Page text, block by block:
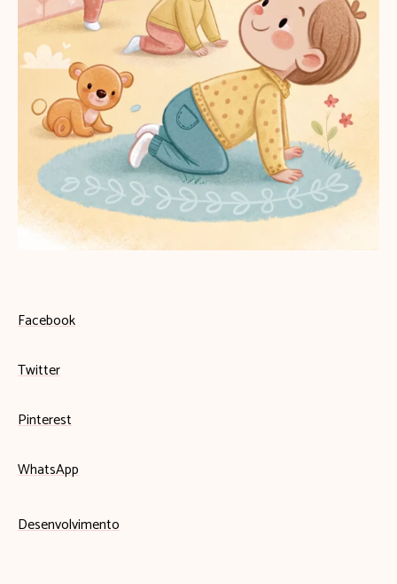
Facebook
Twitter
Pinterest
WhatsApp
Desenvolvimento